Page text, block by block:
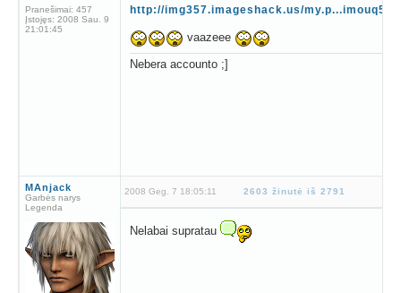
Pranešimai: 457
Įstojęs: 2008 Sau. 9
21:01:45
http://img357.imageshack.us/
vaazeee
Nebera accounto ;]
MAnjack
Garbės narys
Legenda
2008 Geg. 7 18:05:11 2603 žinutė iš 2791
Nelabai supratau